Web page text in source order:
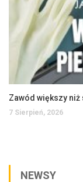
7 Sierpień, 2026
NEWSY